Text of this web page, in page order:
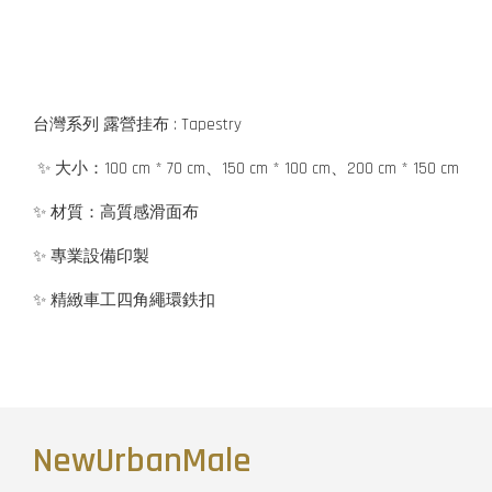
台灣系列 露營挂布 : Tapestry
✨ 大小：100 cm * 70 cm、150 cm * 100 cm、200 cm * 150 cm
✨ 材質：高質感滑面布
✨ 專業設備印製
✨ 精緻車工四角繩環鉄扣
NewUrbanMale